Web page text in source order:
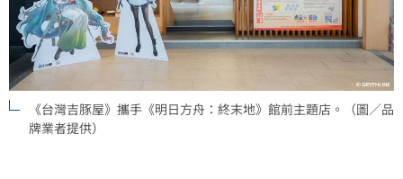
《台灣吉豚屋》攜手《明日方舟：終末地》館前主題店。（圖／品
牌業者提供）